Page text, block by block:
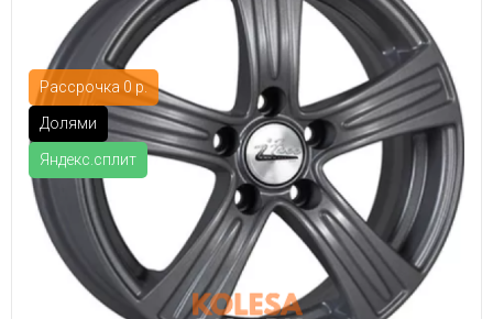
Рассрочка 0 р.
Долями
Яндекс.сплит